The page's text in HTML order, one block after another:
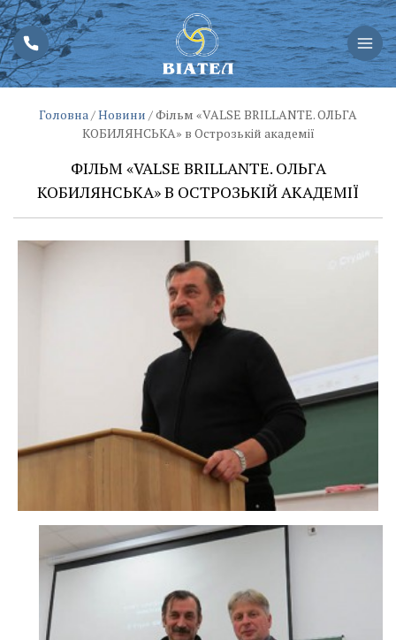
Головна /Новини /Фільм «VALSE BRILLANTE. ОЛЬГА
КОБИЛЯНСЬКА» в Острозькій академії
ФІЛЬМ «VALSE BRILLANTE. ОЛЬГА
КОБИЛЯНСЬКА» В ОСТРОЗЬКІЙ АКАДЕМІЇ